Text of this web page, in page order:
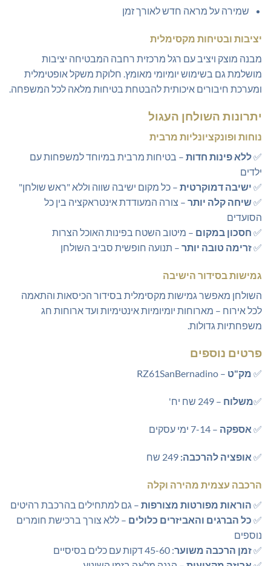
שמירה על מראה חדש לאורך זמן
יציבות ובטיחות מקסימלית
מבנה מוצק ויציב עם רגל מרכזית רחבה המבטיחה יציבות
מושלמת גם בשימוש יומיומי מאומץ. חלוקת משקל אופטימלית
ומערכת חיבורים איכותית להבטחת בטיחות מלאה לכל המשפחה.
יתרונות השולחן העגול
נוחות ופונקציונליות מרבית
✅ללא פינות חדות – בטיחות מרבית במיוחד למשפחות עם
ילדים
✅ ישיבה דמוקרטית – כל מקום ישיבה שווה וללא "ראש שולחן"
✅שיחה קלה יותר – צורה המעודדת אינטראקציה בין כל
הסועדים
✅ חסכון במקום – מיטוב השטח בפינות האוכל הצרות
✅זרימה טובה יותר – תנועה חופשית סביב השולחן
גמישות בסידור הישיבה
השולחן מאפשר גמישות מקסימלית בסידור הכיסאות והתאמה
לכל אירוח – מארוחות יומיומיות אינטימיות ועד ארוחות חג
משפחתיות גדולות.
פרטים נוספים
✅ מק"ט – RZ61SanBernadino
✅משלוח – 249 שח יח'
✅ אספקה – 7-14 ימי עסקים
✅ אופציה להרכבה:
הרכבה עצמית מהירה וקלה
✅ הוראות מפורטות מצורפות – גם למתחילים בהרכבת רהיטים
✅ כל הברגים והאביזרים כלולים – ללא צורך ברכישת חומרים
נוספים
✅זמן הרכבה משוער: 45-60 דקות עם כלים בסיסיים